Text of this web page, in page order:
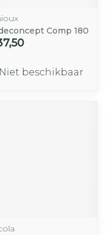
Comp 180
Niet beschikbaar